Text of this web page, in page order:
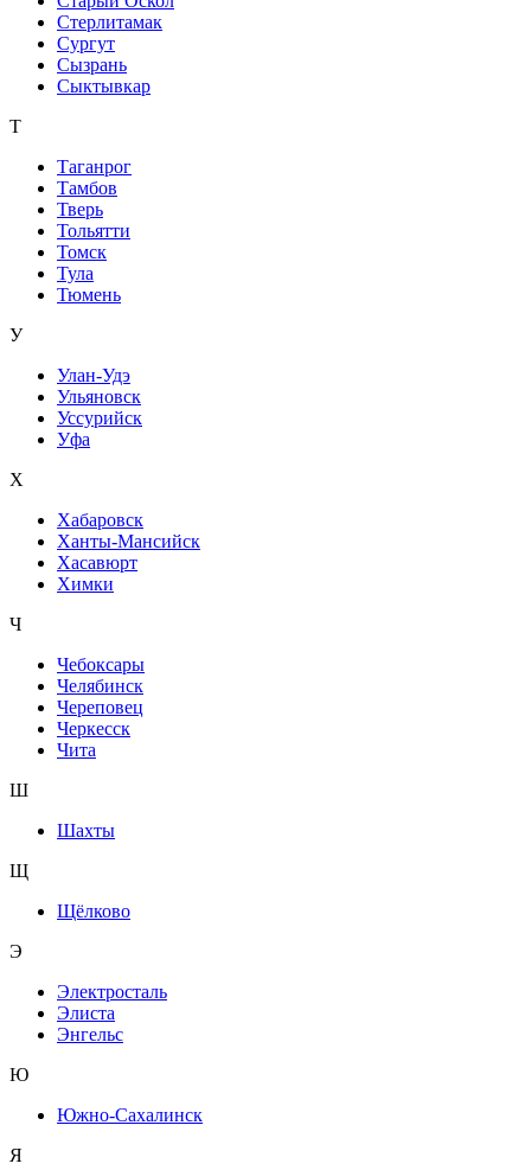
Стерлитамак
Сургут
Сызрань
Сыктывкар
Т
Таганрог
Тамбов
Тверь
Тольятти
Томск
Тула
Тюмень
У
Улан-Удэ
Ульяновск
Уссурийск
Уфа
Х
Хабаровск
Ханты-Мансийск
Хасавюрт
Химки
Ч
Чебоксары
Челябинск
Череповец
Черкесск
Чита
Ш
Шахты
Щ
Щёлково
Э
Электросталь
Элиста
Энгельс
Ю
Южно-Сахалинск
Я